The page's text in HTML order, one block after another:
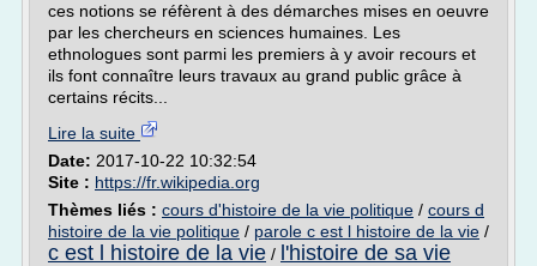
ces notions se réfèrent à des démarches mises en oeuvre
par les chercheurs en sciences humaines. Les
ethnologues sont parmi les premiers à y avoir recours et
ils font connaître leurs travaux au grand public grâce à
certains récits...
Lire la suite
Date: 2017-10-22 10:32:54
Site : https://fr.wikipedia.org
Thèmes liés : cours d'histoire de la vie politique / cours d
histoire de la vie politique / parole c est l histoire de la vie /
c est l histoire de la vie / l'histoire de sa vie